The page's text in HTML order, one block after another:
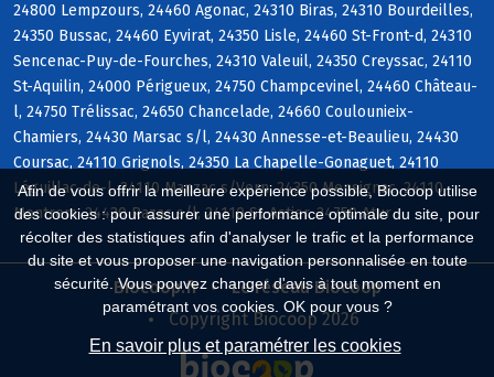
Afin de vous offrir la meilleure expérience possible, Biocoop utilise
des cookies : pour assurer une performance optimale du site, pour
récolter des statistiques afin d'analyser le trafic et la performance
du site et vous proposer une navigation personnalisée en toute
sécurité. Vous pouvez changer d'avis à tout moment en
paramétrant vos cookies. OK pour vous ?
En savoir plus et paramétrer les cookies
24800 Lempzours, 24460 Agonac, 24310 Biras, 24310 Bourdeilles,
24350 Bussac, 24460 Eyvirat, 24350 Lisle, 24460 St-Front-d, 24310
Sencenac-Puy-de-Fourches, 24310 Valeuil, 24350 Creyssac, 24110
St-Aquilin, 24000 Périgueux, 24750 Champcevinel, 24460 Château-
l, 24750 Trélissac, 24650 Chancelade, 24660 Coulounieix-
Chamiers, 24430 Marsac s/l, 24430 Annesse-et-Beaulieu, 24430
Coursac, 24110 Grignols, 24350 La Chapelle-Gonaguet, 24110
Léguillac-de-l, 24110 Manzac s/Vern, 24350 Mensignac, 24110
Montrem, 24430 Razac s/l, 24110 St-Astier, 24750 Atur
Biocoop.fr
Le réseau Biocoop
Copyright Biocoop 2026